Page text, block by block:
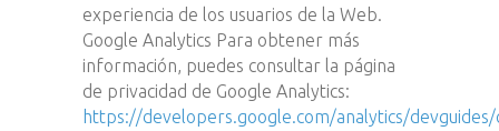
experiencia de los usuarios de la Web.
Google Analytics Para obtener más
información, puedes consultar la página
de privacidad de Google Analytics:
https://developers.google.com/analytics/